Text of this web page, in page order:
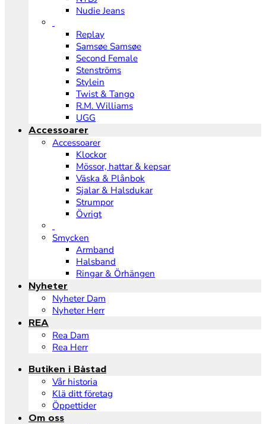
Nudie Jeans
Replay
Samsøe Samsøe
Second Female
Stenströms
Stylein
Twist & Tango
R.M. Williams
UGG
Accessoarer
Accessoarer
Klockor
Mössor, hattar & kepsar
Väska & Plånbok
Sjalar & Halsdukar
Strumpor
Övrigt
Smycken
Armband
Halsband
Ringar & Örhängen
Nyheter
Nyheter Dam
Nyheter Herr
REA
Rea Dam
Rea Herr
Butiken i Båstad
Vår historia
Klä ditt företag
Öppettider
Om oss